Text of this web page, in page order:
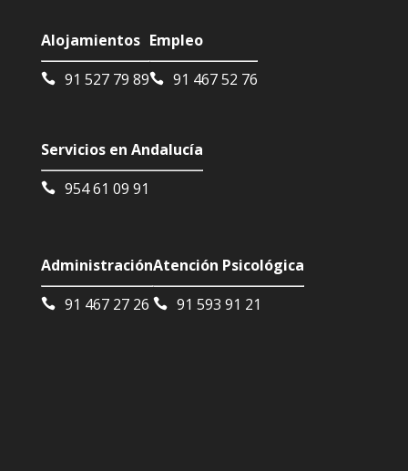
Alojamientos
91 527 79 89
Empleo
91 467 52 76
Servicios en Andalucía
954 61 09 91
Administración
91 467 27 26
Atención Psicológica
91 593 91 21